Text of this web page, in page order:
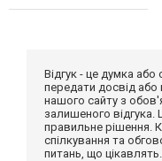
Відгук - це думка
передати досвід
нашого сайту з
залишеного
правильне рішення.
спілкування та
питань, що цікавлять.